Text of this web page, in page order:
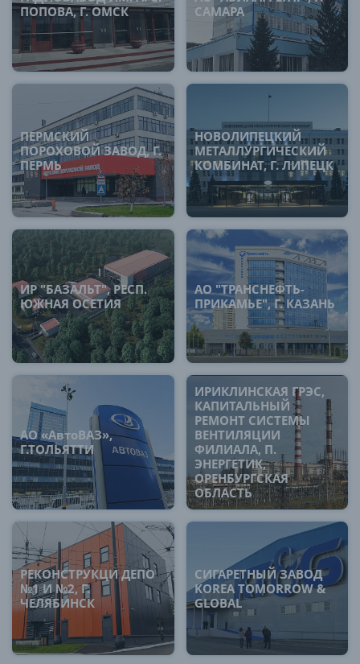
ПОПОВА, Г. ОМСК
САМАРА
ПЕРМСКИЙ
ПОРОХОВОЙ ЗАВОД, Г.
ПЕРМЬ
НОВОЛИПЕЦКИЙ
МЕТАЛЛУРГИЧЕСКИЙ
КОМБИНАТ, Г. ЛИПЕЦК
ИР "БАЗАЛЬТ", РЕСП.
ЮЖНАЯ ОСЕТИЯ
АО "ТРАНСНЕФТЬ-
ПРИКАМЬЕ", Г. КАЗАНЬ
АО «АвтоВАЗ»,
Г.ТОЛЬЯТТИ
ИРИКЛИНСКАЯ ГРЭС,
КАПИТАЛЬНЫЙ
РЕМОНТ СИСТЕМЫ
ВЕНТИЛЯЦИИ
ФИЛИАЛА, П.
ЭНЕРГЕТИК,
ОРЕНБУРГСКАЯ
ОБЛАСТЬ
РЕКОНСТРУКЦИ ДЕПО
№1 И №2, Г.
ЧЕЛЯБИНСК
СИГАРЕТНЫЙ ЗАВОД
KOREA TOMORROW &
GLOBAL